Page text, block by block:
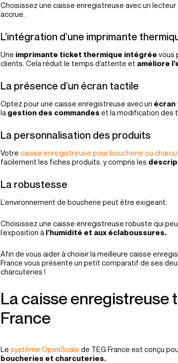
Choisissez une caisse enregistreuse avec un
accrue.
L’intégration d’une imprimante
Une imprimante ticket thermique intégrée vous
clients. Cela réduit le temps d’attente et améliore
La présence d’un écran tactile
Optez pour une caisse enregistreuse avec un
la gestion des commandes et la modification des
La personnalisation des produits
Votre caisse enregistreuse pour boucherie ou
facilement les fiches produits, y compris les
La robustesse
L’environnement de boucherie peut être exigeant.
Choisissez une caisse enregistreuse robuste qui
l’exposition à l’humidité et aux éclaboussures.
Afin de vous aider à choisir la meilleure caisse
France vous présente un petit comparatif de ses
charcuteries !
La caisse enregistreuse
France
Le système OpenScale de TEG France est conçu
boucheries et charcuteries.